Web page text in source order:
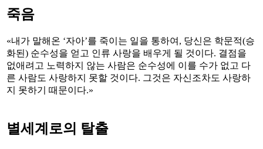
죽음
«내가 말해온 ‘자아’를 죽이는 일을 통하여, 당신은 학문적(승
화된) 순수성을 얻고 인류 사랑을 배우게 될 것이다. 결점을
없애려고 노력하지 않는 사람은 순수성에 이를 수가 없고 다
른 사람도 사랑하지 못할 것이다. 그것은 자신조차도 사랑하
지 못하기 때문이다.»
별세계로의 탈출